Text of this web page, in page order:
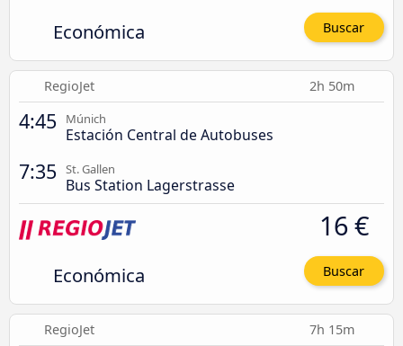
Económica Buscar
RegioJet 2h 50m
4:45 Múnich
Estación Central de Autobuses
7:35 St. Gallen
Bus Station Lagerstrasse
Económica
16 €
Buscar
RegioJet 7h 15m